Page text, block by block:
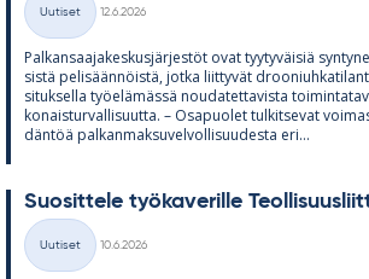
Kategoriat
Uutiset
12.6.2026
Pal­kan­saa­ja­kes­kus­jär­jes­töt ovat tyy­ty­väi­siä
sistä pe­li­sään­nöistä, jotka liit­ty­vät
si­tuk­sella työ­elä­mässä nou­da­tet­ta­vista
ko­nais­tur­val­li­suutta. – Os­a­puo­let tul­kit­se­vat
dän­töä pal­kan­mak­su­vel­vol­li­suu­desta eri...
Suo­sit­tele työ­ka­ve­rille
Kategoriat
Uutiset
10.6.2026